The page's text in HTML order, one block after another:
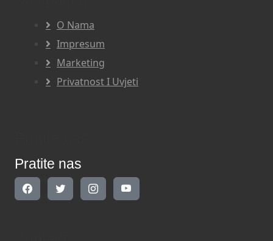
O Nama
Impresum
Marketing
Privatnost I Uvjeti
Pratite nas